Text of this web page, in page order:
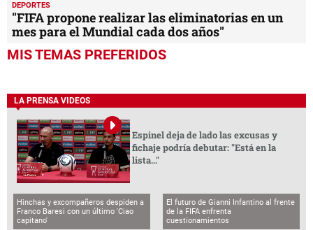
DEPORTES
"FIFA propone realizar las eliminatorias en un
mes para el Mundial cada dos años"
MIS TEMAS PREFERIDOS
LA PRENSA VIDEOS
Espinel deja de lado las excusas y
fichaje podría debutar: "Está en la
lista..."
Hinchas y excompañeros despiden a
Franco Baresi con un último 'Ciao
capitano'
El futuro de Gianni Infantino al frente
de la FIFA enfrenta
cuestionamientos